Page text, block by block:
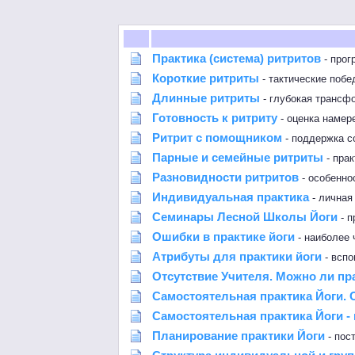
Практика (система) ритритов -
Короткие ритриты - тактические
Длинные ритриты - глубокая
Готовность к ритриту - оценка
Ритрит с помощником - поддержка
Парные и семейные ритриты -
Разновидности ритритов -
Индивидуальная практика -
Семинары Лесной Школы Йоги -
Ошибки в практике йоги - наиболее
Атрибуты для практики йоги -
Отсутствие Учителя. Можно ли
Самостоятельная практика Йоги.
Самостоятельная практика
Планирование практики Йоги -